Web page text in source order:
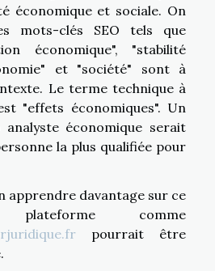
économique et sociale. On
mots-clés SEO tels que
économique", "stabilité
et "société" sont à
Le terme technique à
"effets économiques". Un
économique serait
la plus qualifiée pour
apprendre davantage sur ce
comme
pourrait être